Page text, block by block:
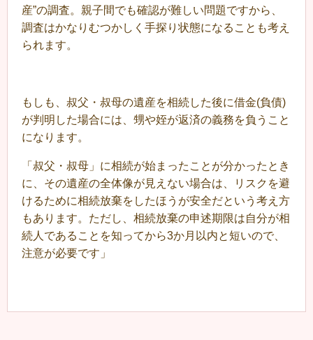
産”の調査。親子間でも確認が難しい問題ですから、
調査はかなりむつかしく手探り状態になることも考え
られます。
もしも、叔父・叔母の遺産を相続した後に借金(負債)
が判明した場合には、甥や姪が返済の義務を負うこと
になります。
「叔父・叔母」に相続が始まったことが分かったとき
に、その遺産の全体像が見えない場合は、リスクを避
けるために相続放棄をしたほうが安全だという考え方
もあります。ただし、相続放棄の申述期限は自分が相
続人であることを知ってから3か月以内と短いので、
注意が必要です」